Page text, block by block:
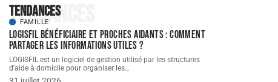
Tendances
Tendances
FAMILLE
LOGISFIL bénéficiaire et proches aidants : comment
partager les informations utiles ?
LOGISFIL est un logiciel de gestion utilisé par les structures
d'aide à domicile pour organiser les…